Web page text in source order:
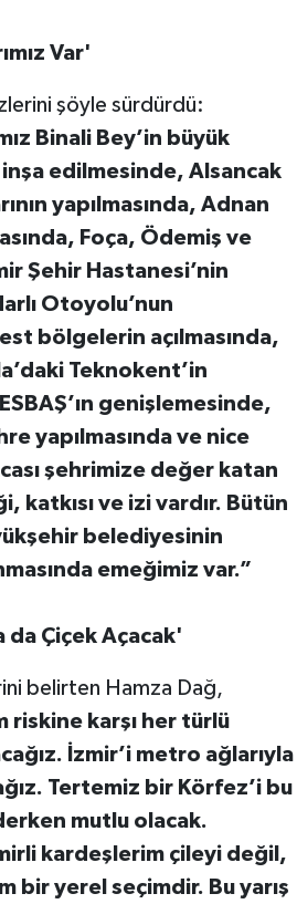
Var'
şöyle sürdürdü:
Binali Bey’in büyük
edilmesinde, Alsancak
yapılmasında, Adnan
Foça, Ödemiş ve
Şehir Hastanesi’nin
Otoyolu’nun
bölgelerin açılmasında,
Teknokent’in
genişlemesinde,
yapılmasında ve nice
şehrimize değer katan
katkısı ve izi vardır. Bütün
belediyesinin
emeğimiz var.”
da Çiçek Açacak'
belirten Hamza Dağ,
riskine karşı her türlü
İzmir’i metro ağlarıyla
Tertemiz bir Körfez’i bu
mutlu olacak.
kardeşlerim çileyi değil,
bir yerel seçimdir. Bu yarış